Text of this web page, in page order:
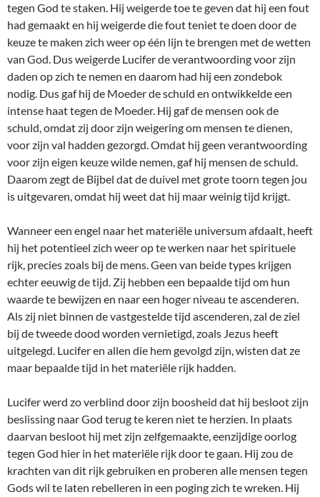
tegen God te staken. Hij weigerde toe te geven dat hij een fout
had gemaakt en hij weigerde die fout teniet te doen door de
keuze te maken zich weer op één lijn te brengen met de wetten
van God. Dus weigerde Lucifer de verantwoording voor zijn
daden op zich te nemen en daarom had hij een zondebok
nodig. Dus gaf hij de Moeder de schuld en ontwikkelde een
intense haat tegen de Moeder. Hij gaf de mensen ook de
schuld, omdat zij door zijn weigering om mensen te dienen,
voor zijn val hadden gezorgd. Omdat hij geen verantwoording
voor zijn eigen keuze wilde nemen, gaf hij mensen de schuld.
Daarom zegt de Bijbel dat de duivel met grote toorn tegen jou
is uitgevaren, omdat hij weet dat hij maar weinig tijd krijgt.
Wanneer een engel naar het materiële universum afdaalt, heeft
hij het potentieel zich weer op te werken naar het spirituele
rijk, precies zoals bij de mens. Geen van beide types krijgen
echter eeuwig de tijd. Zij hebben een bepaalde tijd om hun
waarde te bewijzen en naar een hoger niveau te ascenderen.
Als zij niet binnen de vastgestelde tijd ascenderen, zal de ziel
bij de tweede dood worden vernietigd, zoals Jezus heeft
uitgelegd. Lucifer en allen die hem gevolgd zijn, wisten dat ze
maar bepaalde tijd in het materiële rijk hadden.
Lucifer werd zo verblind door zijn boosheid dat hij besloot zijn
beslissing naar God terug te keren niet te herzien. In plaats
daarvan besloot hij met zijn zelfgemaakte, eenzijdige oorlog
tegen God hier in het materiële rijk door te gaan. Hij zou de
krachten van dit rijk gebruiken en proberen alle mensen tegen
Gods wil te laten rebelleren in een poging zich te wreken. Hij